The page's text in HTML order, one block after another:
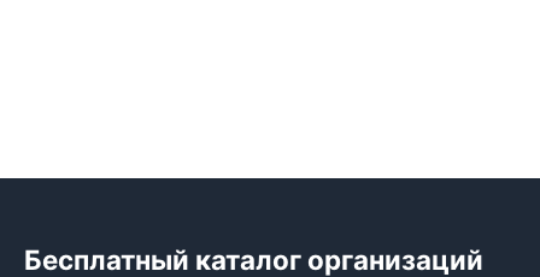
Бесплатный каталог организаций